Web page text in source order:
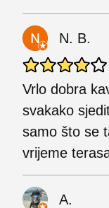
N. B.
Vrlo dobra
svakako
samo što se
vrijeme
A.